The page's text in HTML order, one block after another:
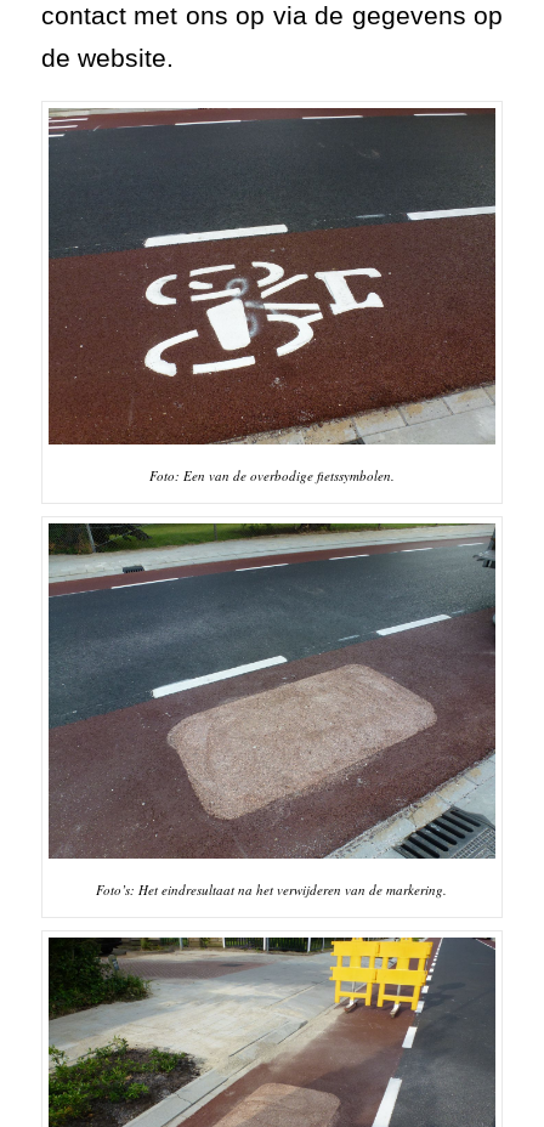
contact met ons op via de gegevens op
de website.
Foto: Een van de overbodige fietssymbolen.
Foto’s: Het eindresultaat na het verwijderen van de markering.